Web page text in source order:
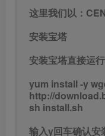
这里我们以：
安装宝塔
安装宝塔直接运行
yum install -y
http://
sh install.sh
输入y回车确认安